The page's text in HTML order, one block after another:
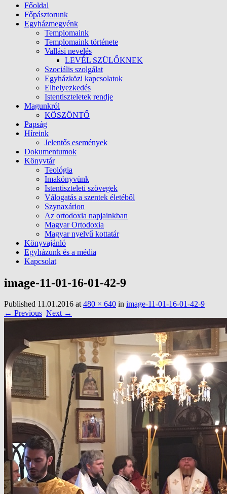
Főoldal
Főpásztorunk
Egyházmegyénk
Templomaink
Templomaink története
Vallási nevelés
LEVÉL SZÜLŐKNEK
Szociális szolgálat
Egyházközi kapcsolatok
Elhelyezkedés
Istentiszteletek rendje
Magunkról
KÖSZÖNTŐ
Papság
Híreink
Jelentős események
Dokumentumok
Könyvtár
Teológia
Imakönyvünk
Istentiszteleti szövegek
Válogatás a szentek életéből
Szynaxárion
Az ortodoxia napjainkban
Magyar Ortodoxia
Magyar nyelvű kottatár
Könyvajánló
Egyházunk és a média
Kapcsolat
image-11-01-16-01-42-9
Published 11.01.2016 at480 × 640 in image-11-01-16-01-42-9
← Previous Next →